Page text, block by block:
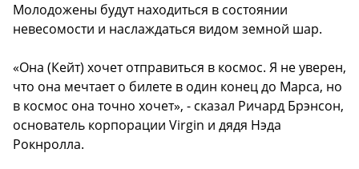
Молодожены будут находиться в состоянии
невесомости и наслаждаться видом земной шар.
«Она (Кейт) хочет отправиться в космос. Я не уверен,
что она мечтает о билете в один конец до Марса, но
в космос она точно хочет», - сказал Ричард Брэнсон,
основатель корпорации Virgin и дядя Нэда
Рокнролла.